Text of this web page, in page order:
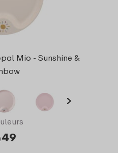
Mio - Sunshine &
49